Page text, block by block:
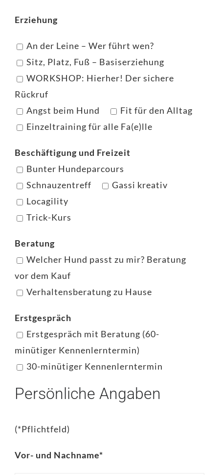
Erziehung
An der Leine – Wer führt wen?
Sitz, Platz, Fuß – Basiserziehung
WORKSHOP: Hierher! Der sichere
Rückruf
Angst beim Hund
Fit für den Alltag
Einzeltraining für alle Fa(e)lle
Beschäftigung und Freizeit
Bunter Hundeparcours
Schnauzentreff
Gassi kreativ
Locagility
Trick-Kurs
Beratung
Welcher Hund passt zu mir? Beratung
vor dem Kauf
Verhaltensberatung zu Hause
Erstgespräch
Erstgespräch mit Beratung (60-
minütiger Kennenlerntermin)
30-minütiger Kennenlerntermin
Persönliche Angaben
(*Pflichtfeld)
Vor- und Nachname*